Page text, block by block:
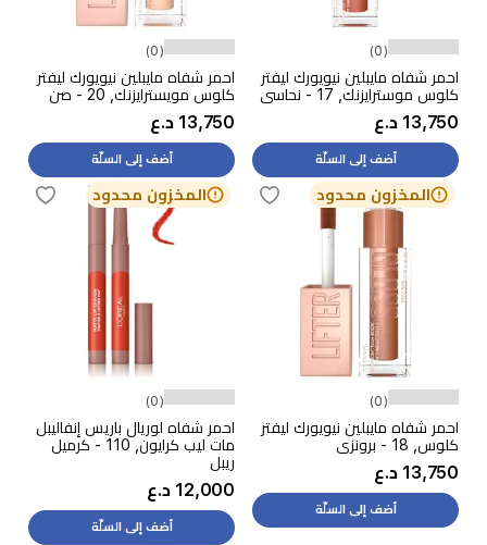
(0)
احمر شفاه مايبلين نيويورك ليفتر
كلوس موسترايزنك, 17 - نحاسي
13,750 د.ع
أضف إلى السلّة
(0)
احمر شفاه مايبلين نيويورك ليفتر
كلوس مويسترايزنك, 20 - صن
13,750 د.ع
أضف إلى السلّة
المخزون محدود
(0)
احمر شفاه مايبلين نيويورك ليفتر
كلوس, 18 - برونزي
13,750 د.ع
أضف إلى السلّة
المخزون محدود
(0)
احمر شفاه لوريال باريس إنفاليبل
مات ليب كرايون, 110 - كرميل
ريبل
12,000 د.ع
أضف إلى السلّة